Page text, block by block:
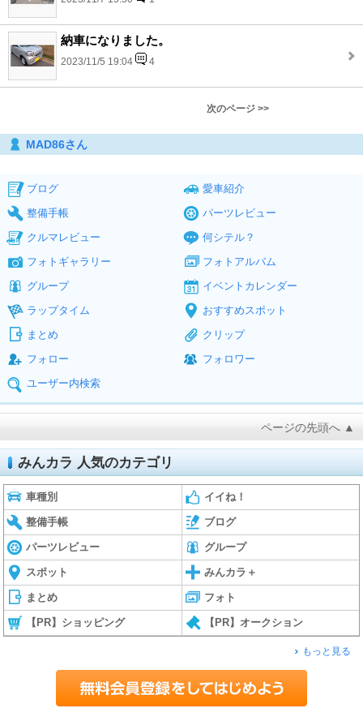
納車になりました。
2023/11/5 19:04 4
次のページ >>
MAD86さん
ブログ
愛車紹介
整備手帳
パーツレビュー
クルマレビュー
何シテル？
フォトギャラリー
フォトアルバム
グループ
イベントカレンダー
ラップタイム
おすすめスポット
まとめ
クリップ
フォロー
フォロワー
ユーザー内検索
ページの先頭へ ▲
みんカラ 人気のカテゴリ
車種別 イイね！
整備手帳 ブログ
パーツレビュー グループ
スポット みんカラ＋
まとめ フォト
【PR】ショッピング 【PR】オークション
もっと見る